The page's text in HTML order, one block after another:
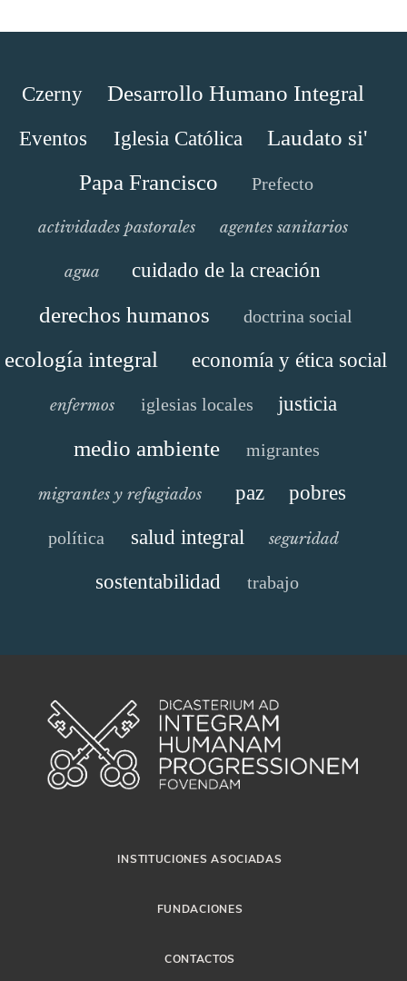
Czerny Desarrollo Humano Integral
Eventos Iglesia Católica
Laudato si'
Papa Francisco
Prefecto
actividades pastorales agentes sanitarios
agua cuidado de la creación
derechos humanos doctrina social
ecología integral economía y ética social
enfermos iglesias locales justicia
medio ambiente migrantes
migrantes y refugiados paz pobres
política salud integral seguridad
sostentabilidad trabajo
INSTITUCIONES ASOCIADAS
FUNDACIONES
CONTACTOS